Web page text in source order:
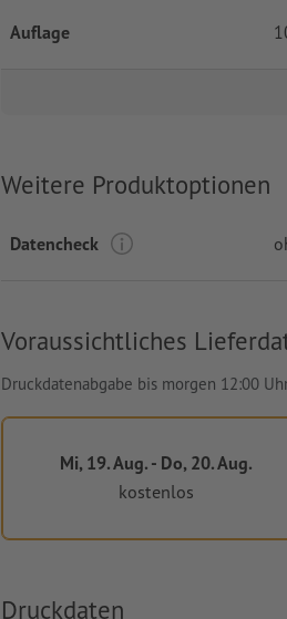
Auflage
Weitere Produktoptionen
Datencheck
Voraussichtliches
Druckdatenabgabe bis morgen 12:00
Mi, 19. Aug. - Do, 20. Aug.
kostenlos
Druckdaten